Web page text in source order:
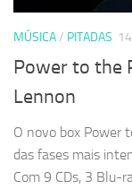
MÚSICA/ PITADAS
Power to the
Lennon
O novo box Power
das fases mais
Com 9 CDs, 3 Blu-